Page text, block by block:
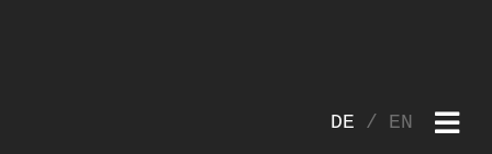
DE EN